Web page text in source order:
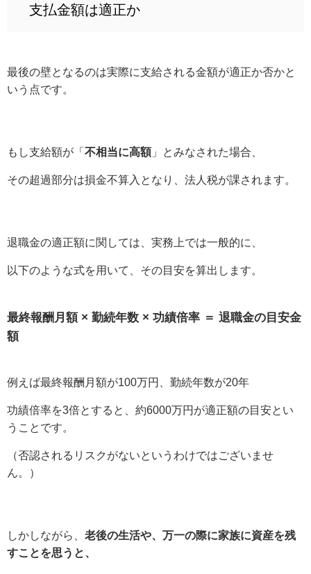
支払金額は適正か
最後の壁となるのは実際に支給される金額が適正か否かと
いう点です。
もし支給額が「 不相当に高額」とみなされた場合、
その超過部分は損金不算入となり、法人税が課されます。
退職金の適正額に関しては、実務上では一般的に、
以下のような式を用いて、その目安を算出します。
最終報酬月額 × 勤続年数 × 功績倍率 ＝ 退職金の目安金
額
例えば最終報酬月額が100万円、勤続年数が20年
功績倍率を3倍とすると、約6000万円が適正額の目安とい
うことです。
（否認されるリスクがないというわけではございませ
ん。）
しかしながら、 老後の生活や、万一の際に家族に資産を残
すことを思うと、